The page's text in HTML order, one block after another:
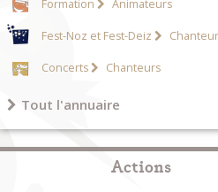
Formation Animateurs
Fest-Noz et Fest-Deiz
Concerts Chanteurs
Tout l'annuaire
Actions